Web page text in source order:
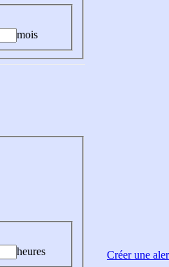
mois
heures
Créer une